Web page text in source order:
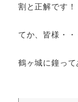
割と正解です！
てか、皆様・・
鶴ヶ城に鐘っ